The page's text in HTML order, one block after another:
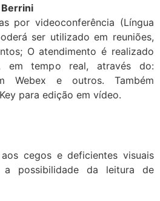
Berrini
por videoconferência (Língua
ser utilizado em reuniões,
O atendimento é realizado
em tempo real, através do:
Webex e outros. Também
para edição em vídeo.
cegos e deficientes visuais
possibilidade da leitura de